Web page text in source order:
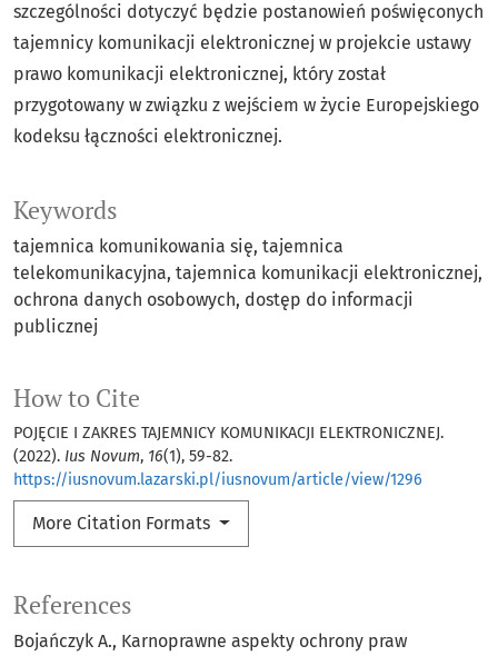
Keywords
tajemnica komunikowania się tajemnica
telekomunikacyjna tajemnica komunikacji elektronicznej
ochrona danych osobowych dostęp do informacji
publicznej
How to Cite
POJĘCIE I ZAKRES TAJEMNICY KOMUNIKACJI ELEKTRONICZNEJ.
(2022). Ius Novum, 16(1), 59-82.
https://iusnovum.lazarski.pl/iusnovum/article/view/1296
More Citation Formats
szczególności dotyczyć będzie postanowień poświęconych
tajemnicy komunikacji elektronicznej w projekcie ustawy
prawo komunikacji elektronicznej, który został
przygotowany w związku z wejściem w życie Europejskiego
kodeksu łączności elektronicznej.
References
Bojańczyk A., Karnoprawne aspekty ochrony praw